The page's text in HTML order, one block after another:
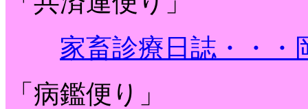
家畜診療日誌・・・
「病鑑便り」